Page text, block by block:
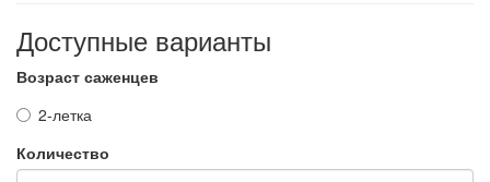
Доступные варианты
Возраст саженцев
2-летка
Количество